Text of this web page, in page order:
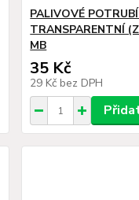
PALIVOVÉ
TRANSPARENTNÍ
MB
35 Kč
29 Kč bez DPH